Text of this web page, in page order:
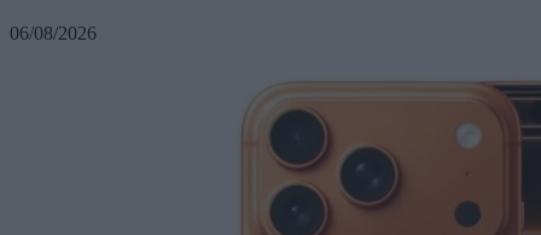
06/08/2026